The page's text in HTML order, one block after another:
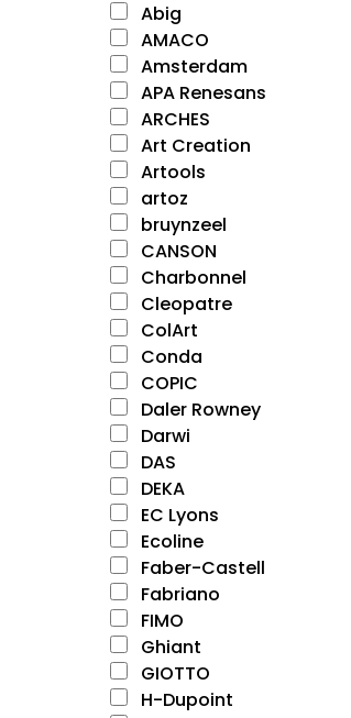
Abig
AMACO
Amsterdam
APA Renesans
ARCHES
Art Creation
Artools
artoz
bruynzeel
CANSON
Charbonnel
Cleopatre
ColArt
Conda
COPIC
Daler Rowney
Darwi
DAS
DEKA
EC Lyons
Ecoline
Faber-Castell
Fabriano
FIMO
Ghiant
GIOTTO
H-Dupoint